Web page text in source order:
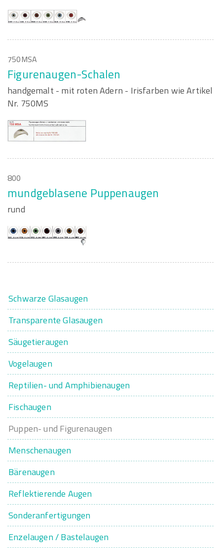
750MSA
Figurenaugen-Schalen
handgemalt - mit roten Adern - Irisfarben wie Artikel
Nr. 750MS
800
mundgeblasene Puppenaugen
rund
Schwarze Glasaugen
Transparente Glasaugen
Säugetieraugen
Vogelaugen
Reptilien- und Amphibienaugen
Fischaugen
Puppen- und Figurenaugen
Menschenaugen
Bärenaugen
Reflektierende Augen
Sonderanfertigungen
Enzelaugen / Bastelaugen